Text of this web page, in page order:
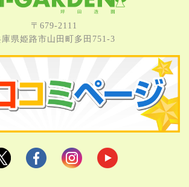
〒679-2111
庫県姫路市⼭⽥町多⽥751-3